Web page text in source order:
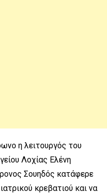
η λειτουργός του
Λοχίας Ελένη
Σουηδός κατάφερε
κρεβατιού και να